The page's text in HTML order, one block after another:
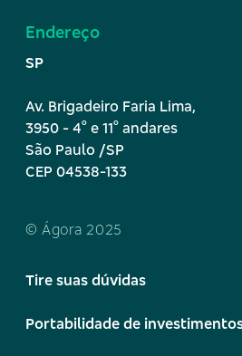
Endereço
SP
Av. Brigadeiro Faria Lima,
3950 - 4º e 11º andares
São Paulo /SP
CEP 04538-133
© Ágora 2025
Tire suas dúvidas
Portabilidade de